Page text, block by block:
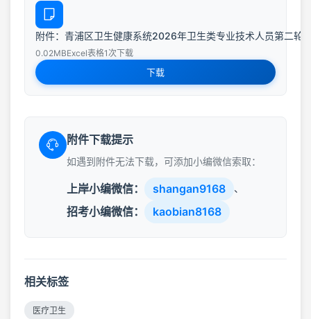
附件：青浦区卫生健康系统2026年卫生类专业技术人员第二轮
0.02MBExcel表格1次下载
下载
附件下载提示
如遇到附件无法下载，可添加小编微信索取：
上岸小编微信： shangan9168 、
招考小编微信： kaobian8168
相关标签
医疗卫生